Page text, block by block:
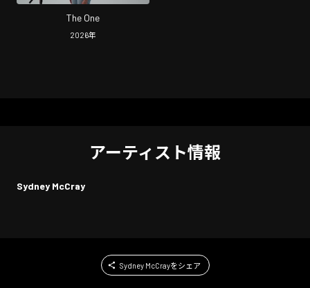
The One
2026年
アーティスト情報
Sydney McCray
Sydney McCrayをシェア